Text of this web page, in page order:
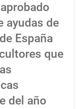
ayudas de
España
que
del año